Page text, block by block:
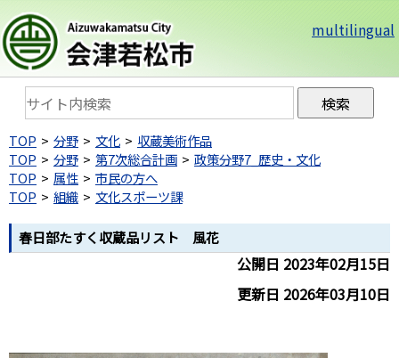
multilingual
TOP 分野 文化
収蔵美術作品
TOP
分野 第7次総合計画
政策分野7_歴史・文化
TOP
属性
市民の方へ
TOP
組織 文化スポーツ課
春日部たすく収蔵品リスト 風花
公開日 2023年02月15日
更新日 2026年03月10日